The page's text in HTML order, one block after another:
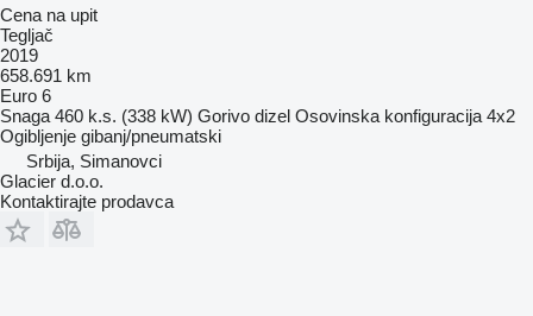
Cena na upit
Tegljač
2019
658.691 km
Euro 6
Snaga 460 k.s. (338 kW) Gorivo dizel Osovinska konfiguracija 4x2
Ogibljenje gibanj/pneumatski
Srbija, Simanovci
Glacier d.o.o.
Kontaktirajte prodavca